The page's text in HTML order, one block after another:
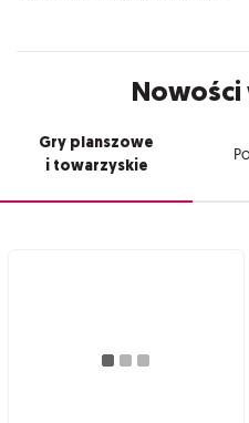
Gry planszowe
i towarzyskie